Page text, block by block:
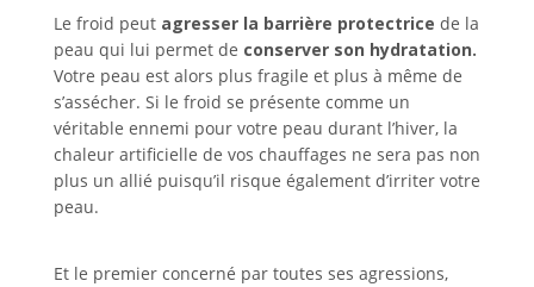
Le froid peutagresser la barrière protectrice de la
peau qui lui permet de conserver son hydratation.
Votre peau est alors plus fragile et plus à même de
s’assécher. Si le froid se présente comme un
véritable ennemi pour votre peau durant l’hiver, la
chaleur artificielle de vos chauffages ne sera pas non
plus un allié puisqu’il risque également d’irriter votre
peau.
Et le premier concerné par toutes ses agressions,